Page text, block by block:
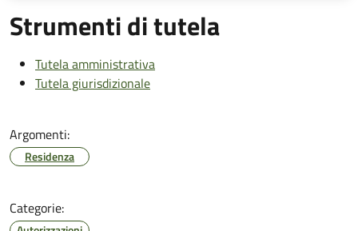
Strumenti di tutela
Tutela amministrativa
Tutela giurisdizionale
Argomenti:
Residenza
Categorie: